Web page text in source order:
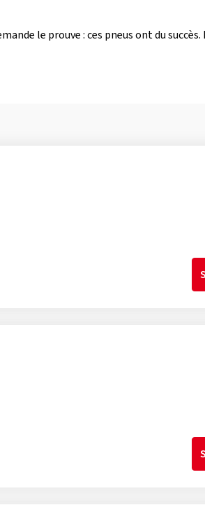
le prouve : ces pneus ont du succès.